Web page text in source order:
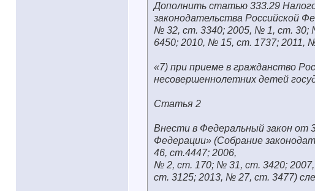
Дополнить статью 333.29
законодательства Российской
№ 32, ст. 3340; 2005, № 1, ст. 30;
6450; 2010, № 15, ст. 1737; 2011,
«7) при приеме в гражданство
несовершеннолетних детей
Статья 2
Внести в Федеральный закон от
Федерации» (Собрание
46, ст.4447; 2006,
№ 2, ст. 170; № 31, ст. 3420;
ст. 3125; 2013, № 27, ст. 3477)